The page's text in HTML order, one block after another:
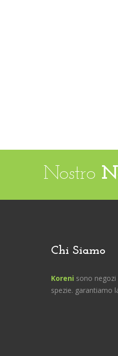
Nostro
Chi Siamo
Koreni sono
spezie. garantiamo